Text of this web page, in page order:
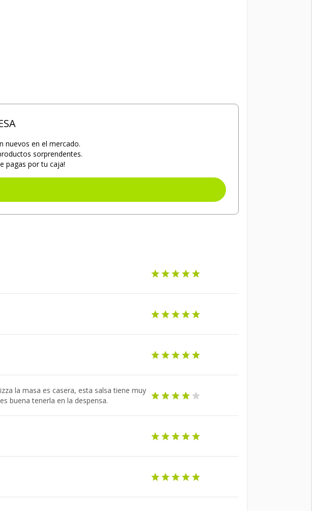
nuevos en el mercado.
sorprendentes.
pagas por tu caja!
la masa es casera, esta salsa tiene muy
buena tenerla en la despensa.